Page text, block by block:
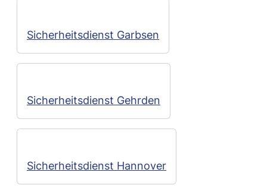
Sicherheitsdienst Garbsen
Sicherheitsdienst Gehrden
Sicherheitsdienst Hannover